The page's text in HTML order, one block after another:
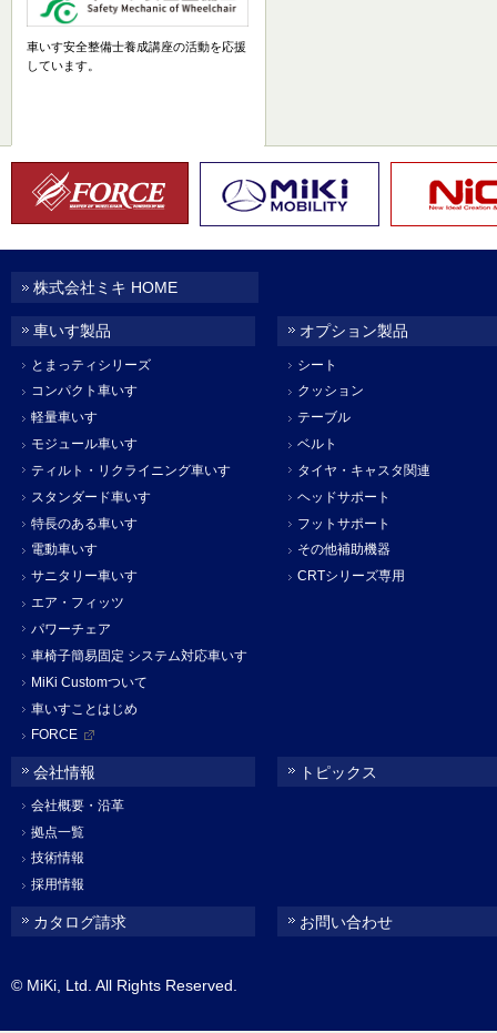
車いす安全整備士養成講座の活動を応援
しています。
株式会社ミキ HOME
車いす製品
とまっティシリーズ
コンパクト車いす
軽量車いす
モジュール車いす
ティルト・リクライニング車いす
スタンダード車いす
特長のある車いす
電動車いす
サニタリー車いす
エア・フィッツ
パワーチェア
車椅子簡易固定 システム対応車いす
MiKi Customついて
車いすことはじめ
FORCE
オプション製品
シート
クッション
テーブル
ベルト
タイヤ・キャスタ関連
ヘッドサポート
フットサポート
その他補助機器
CRTシリーズ専用
会社情報
会社概要・沿革
拠点一覧
技術情報
採用情報
トピックス
カタログ請求 お問い合わせ
© MiKi, Ltd. All Rights Reserved.